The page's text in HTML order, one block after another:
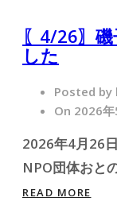
〖4/26〗
した
Posted
On 2026
2026年4月26
NPO団体おと
READ MORE